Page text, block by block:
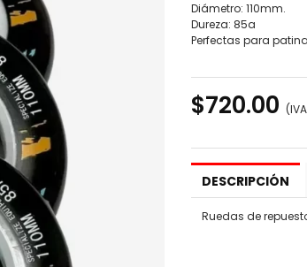
Diámetro: 110mm.
Dureza: 85a
Perfectas para
$720.00
DESCRIPCIÓN
Ruedas de